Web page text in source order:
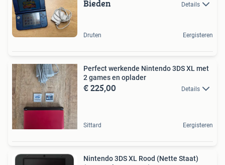
Bieden Details
Druten Eergisteren
Perfect werkende Nintendo 3DS XL met
2 games en oplader
€ 225,00 Details
Sittard Eergisteren
Nintendo 3DS XL Rood (Nette Staat)